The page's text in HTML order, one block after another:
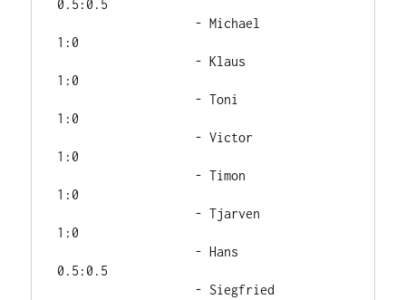
0.5:0.5
1:0
1:0
1:0
1:0
1:0
1:0
0.5:0.5